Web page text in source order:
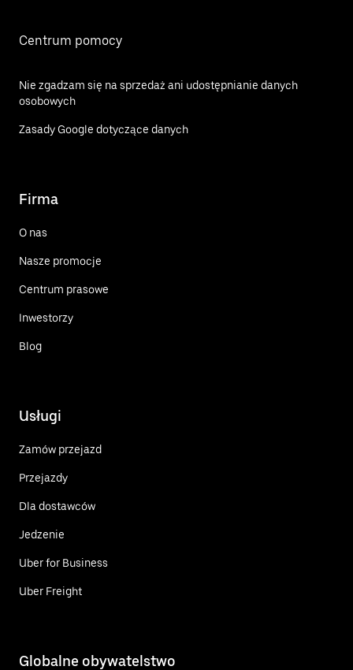
Centrum pomocy
Nie zgadzam się na sprzedaż ani udostępnianie danych
osobowych
Zasady Google dotyczące danych
Firma
O nas
Nasze promocje
Centrum prasowe
Inwestorzy
Blog
Usługi
Zamów przejazd
Przejazdy
Dla dostawców
Jedzenie
Uber for Business
Uber Freight
Globalne obywatelstwo